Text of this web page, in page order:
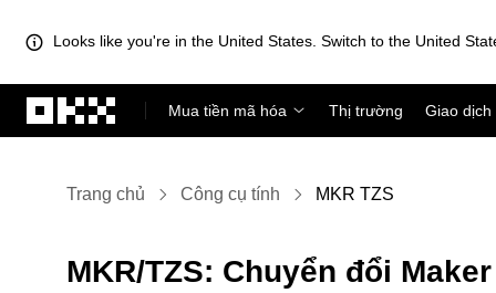
Looks like you're in the United States. Switch to the United
Mua tiền mã hóa
Thị trường Giao dịch
Trang chủ Công cụ tính MKR TZS
MKR/TZS: Chuyển đổi